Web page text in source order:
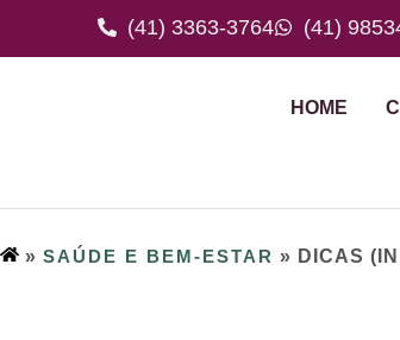
(41) 3363-3764 (41)
HOME
» SAÚDE E BEM-ESTAR » DICAS